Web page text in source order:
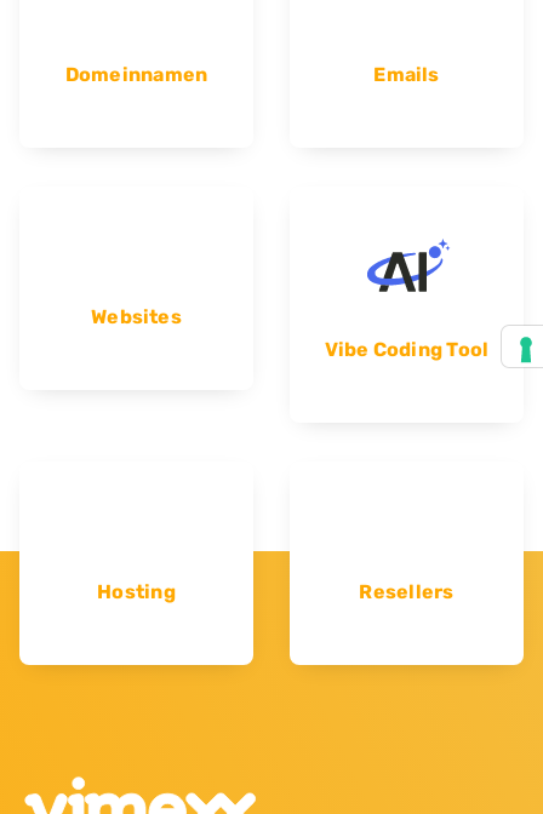
Domeinnamen Emails
Websites
Vibe Coding Tool
Hosting Resellers